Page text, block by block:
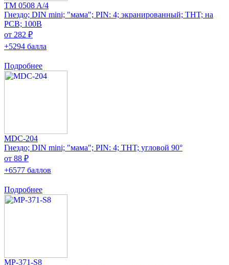
TM 0508 A/4
Гнездо; DIN mini; "мама"; PIN: 4; экранированный; THT; на
PCB; 100В
от 282 ₽
+5294 балла
Подробнее
MDC-204
Гнездо; DIN mini; "мама"; PIN: 4; THT; угловой 90°
от 88 ₽
+6577 баллов
Подробнее
MP-371-S8